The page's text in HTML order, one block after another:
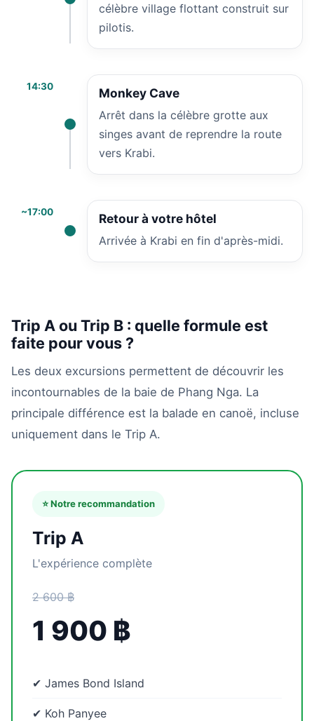
célèbre village flottant construit sur
pilotis.
14:30 Monkey Cave
Arrêt dans la célèbre grotte aux
singes avant de reprendre la route
vers Krabi.
~17:00 Retour à votre hôtel
Arrivée à Krabi en fin d'après-midi.
Trip A ou Trip B : quelle formule est
faite pour vous ?
Les deux excursions permettent de découvrir les
incontournables de la baie de Phang Nga. La
principale différence est la balade en canoë, incluse
uniquement dans le Trip A.
⭐ Notre recommandation
Trip A
L'expérience complète
2 600 ฿
1 900 ฿
✔ James Bond Island
✔ Koh Panyee